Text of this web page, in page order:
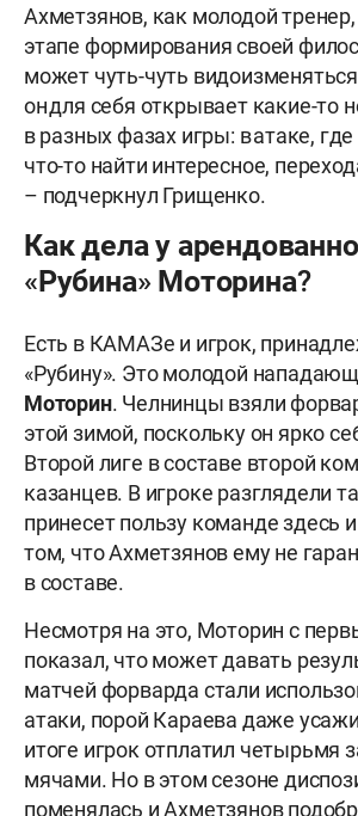
Ахметзянов, как молодой тренер,
этапе формирования своей
может чуть-чуть
он для себя открывает какие-то
в разных фазах игры: в атаке,
что-то найти интересное,
– подчеркнул Грищенко.
Как дела у
«Рубина» Моторина?
Есть в КАМАЗе и игрок,
«Рубину». Это молодой
Моторин. Челнинцы взяли
этой зимой, поскольку он ярко
Второй лиге в составе второй
казанцев. В игроке разглядели
принесет пользу команде здесь
том, что Ахметзянов ему не
в составе.
Несмотря на это, Моторин с
показал, что может давать
матчей форварда стали
атаки, порой Караева даже
итоге игрок отплатил четырьмя
мячами. Но в этом сезоне
поменялась и Ахметзянов